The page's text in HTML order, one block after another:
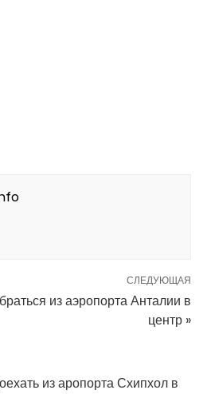
СЛЕДУЮЩАЯ
из аэропорта Анталии в
центр »
из аропорта Схипхол в